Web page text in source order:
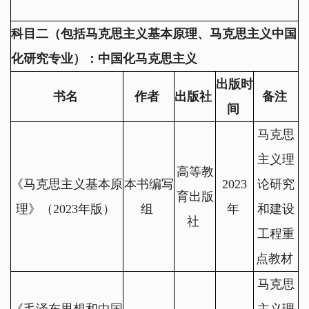
科目二（包括马克思主义基本原理、马克思主义中国
化研究专业）：中国化马克思主义
书名 作者 出版社
出版时
间
备注
《马克思主义基本原
理》（2023年版）
本书编写
组
高等教
育出版
社
2023
年
马克思
主义理
论研究
和建设
工程重
点教材
马克思